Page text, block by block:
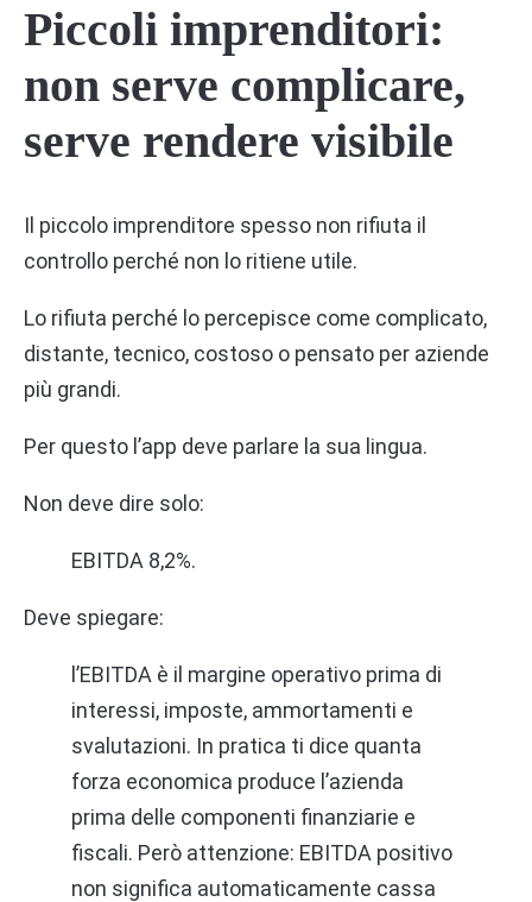
Piccoli imprenditori:
non serve complicare,
serve rendere visibile
Il piccolo imprenditore spesso non rifiuta il
controllo perché non lo ritiene utile.
Lo rifiuta perché lo percepisce come complicato,
distante, tecnico, costoso o pensato per aziende
più grandi.
Per questo l’app deve parlare la sua lingua.
Non deve dire solo:
EBITDA 8,2%.
Deve spiegare:
l’EBITDA è il margine operativo prima di
interessi, imposte, ammortamenti e
svalutazioni. In pratica ti dice quanta
forza economica produce l’azienda
prima delle componenti finanziarie e
fiscali. Però attenzione: EBITDA positivo
non significa automaticamente cassa